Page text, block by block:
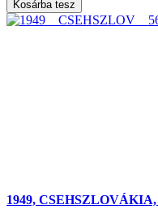
1949,